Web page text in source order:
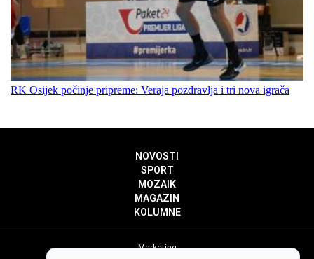
RK Osijek počinje pripreme: Veraja pozdravlja i tri nova igrača
NOVOSTI
SPORT
MOZAIK
MAGAZIN
KOLUMNE
Marketing